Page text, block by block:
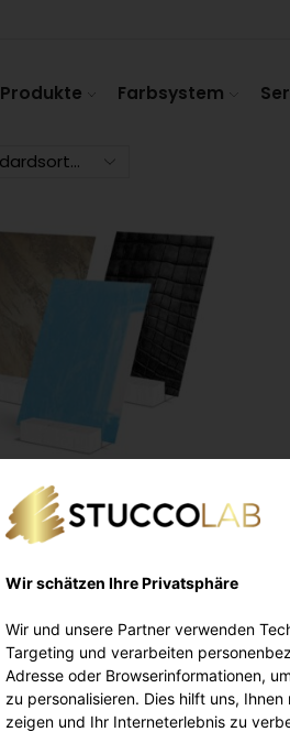
Produkte Farbsystem
Musterservice
89,90
inkl. MwSt.
Ausführung wählen
Wir schätzen Ihre Privatsphäre
Wir und unsere Partner verwenden
Targeting und verarbeiten
Adresse oder Browserinformationen,
zu personalisieren. Dies hilft uns,
zeigen und Ihr Interneterlebnis zu